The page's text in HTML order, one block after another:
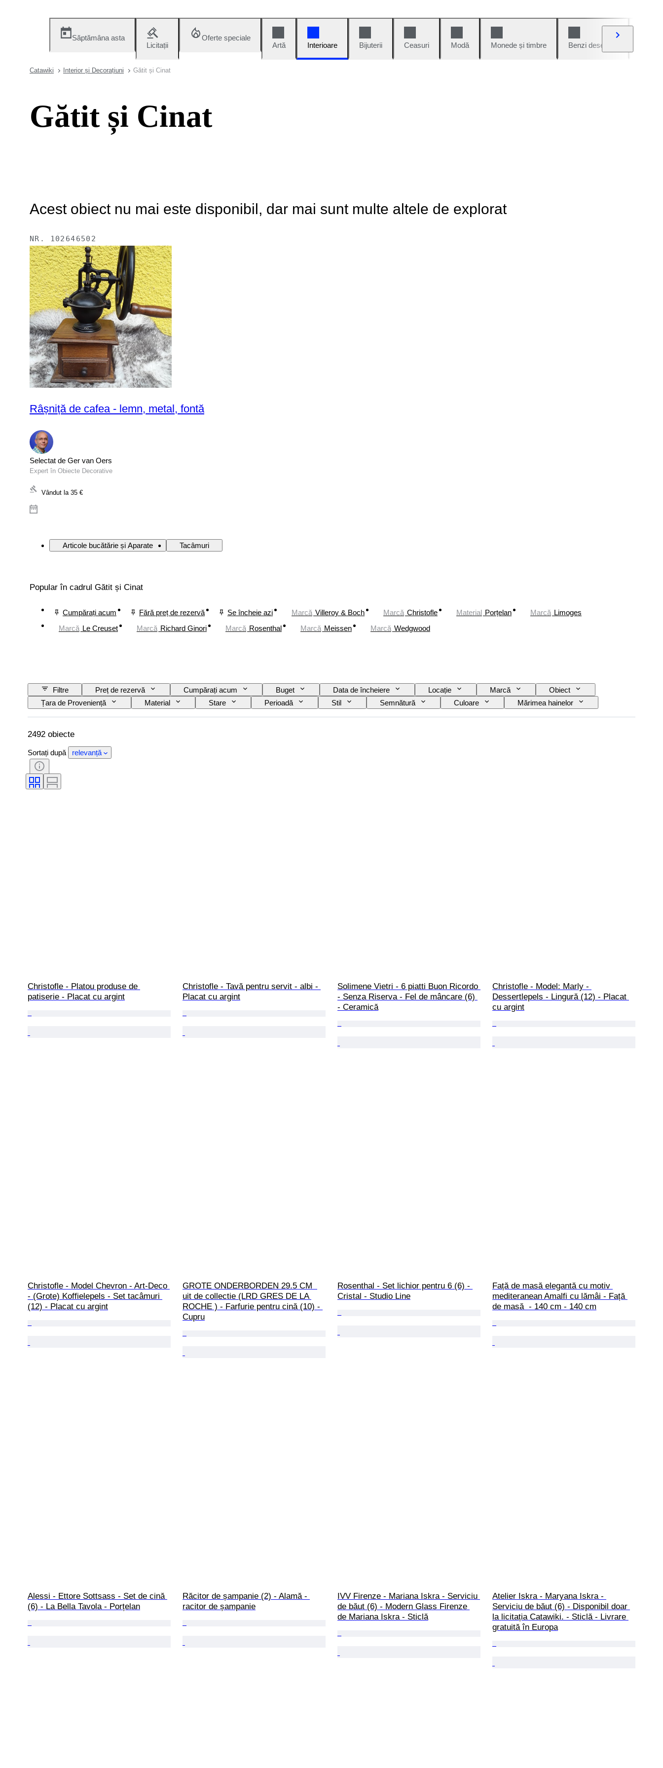
Săptămâna asta
Licitații
Oferte speciale
Artă
Interioare Bijuterii Ceasuri Modă Monede și timbre Benzi desenate
Catawiki Interior și Decorațiuni Gătit și Cinat
Gătit și Cinat
Acest obiect nu mai este disponibil, dar mai sunt multe altele de explorat
NR. 102646502
Râșniță de cafea - lemn, metal, fontă
Selectat de Ger van Oers
Expert în Obiecte Decorative
Vândut la 35 €
Articole bucătărie și Aparate Tacâmuri
Popular în cadrul Gătit și Cinat
Cumpărați acum Fără preț de rezervă Se încheie azi Marcă Villeroy & Boch Marcă Christofle Material Porțelan Marcă Limoges
Marcă Le Creuset Marcă Richard Ginori Marcă Rosenthal Marcă Meissen Marcă Wedgwood
Filtre Preț de rezervă Cumpărați acum Buget Data de încheiere Locație Marcă
Obiect
Țara de Proveniență
Material Stare Perioadă Stil Semnătură Culoare
Mărimea hainelor
De tip cuțit de bucătărie
Decor Artist Original/ Replica Vândut de Eră Creator Model
2492 obiecte
Sortați după relevanță
Christofle - Platou produse de
patiserie - Placat cu argint
Christofle - Tavă pentru servit - albi -
Placat cu argint
Solimene Vietri - 6 piatti Buon Ricordo
- Senza Riserva - Fel de mâncare (6)
- Ceramică
Christofle - Model: Marly -
Dessertlepels - Lingură (12) - Placat
cu argint
Christofle - Model Chevron - Art-Deco
- (Grote) Koffielepels - Set tacâmuri
(12) - Placat cu argint
GROTE ONDERBORDEN 29.5 CM
uit de collectie (LRD GRES DE LA
ROCHE ) - Farfurie pentru cină (10) -
Cupru
Rosenthal - Set lichior pentru 6 (6) -
Cristal - Studio Line
Față de masă elegantă cu motiv
mediteranean Amalfi cu lămâi - Față
de masă  - 140 cm - 140 cm
Alessi - Ettore Sottsass - Set de cină
(6) - La Bella Tavola - Porțelan
Răcitor de șampanie (2) - Alamă -
racitor de șampanie
IVV Firenze - Mariana Iskra - Serviciu
de băut (6) - Modern Glass Firenze
de Mariana Iskra - Sticlă
Atelier Iskra - Maryana Iskra -
Serviciu de băut (6) - Disponibil doar
la licitația Catawiki. - Sticlă - Livrare
gratuită în Europa